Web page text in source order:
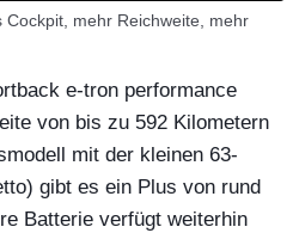
mehr Reichweite, mehr
e-tron performance
von bis zu 592 Kilometern
mit der kleinen 63-
gibt es ein Plus von rund
Batterie verfügt weiterhin